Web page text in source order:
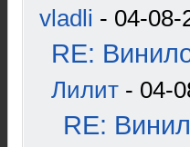
vladli - 04-08-
RE:
Лилит - 04-
RE: